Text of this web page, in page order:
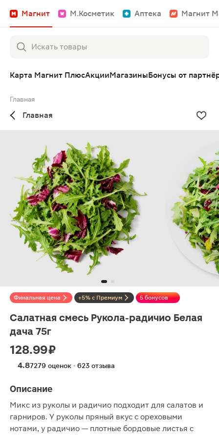
Магнит М.Косметик Аптека Магнит
Карта Магнит ПлюсАкцииМагазиныБонусы от
Главная
Главная
Финальная цена +5% с Премиум 5 бонусов
Салатная смесь Рукола-радичио Белая
дача 75г
128.99 ₽
4.87279 оценок · 623 отзыва
Описание
Микс из руколы и радичио подходит для салатов и
гарниров. У руколы пряный вкус с ореховыми
нотами, у радичио — плотные бордовые листья с